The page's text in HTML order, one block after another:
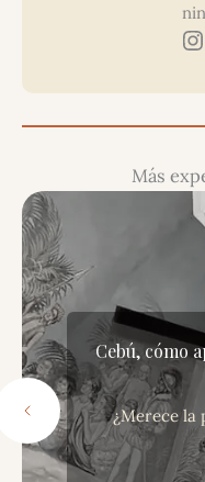
Más
Singapur,
La ciudad